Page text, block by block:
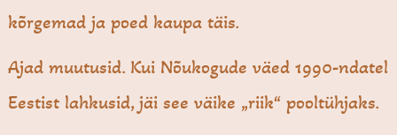
kõrgemad ja poed kaupa täis.
Ajad muutusid. Kui Nõukogude väed 1990-ndatel
Eestist lahkusid, jäi see väike „riik“ pooltühjaks.